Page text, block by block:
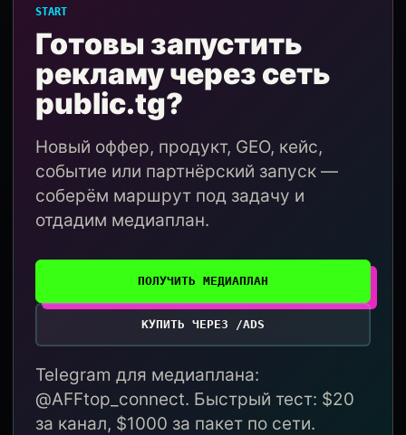
START
Готовы запустить
рекламу через сеть
public.tg?
Новый оффер, продукт, GEO, кейс,
событие или партнёрский запуск —
соберём маршрут под задачу и
отдадим медиаплан.
ПОЛУЧИТЬ МЕДИАПЛАН
КУПИТЬ ЧЕРЕЗ /ADS
Telegram для медиаплана:
@AFFtop_connect. Быстрый тест: $20
за канал, $1000 за пакет по сети.